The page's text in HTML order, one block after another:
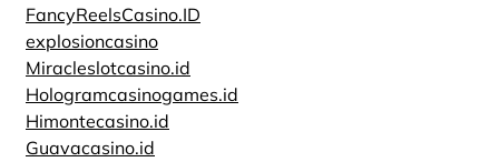
FancyReelsCasino.ID
explosioncasino
Miracleslotcasino.id
Hologramcasinogames.id
Himontecasino.id
Guavacasino.id